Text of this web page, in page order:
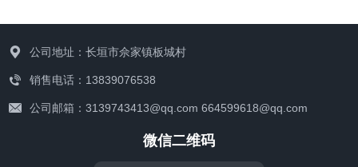
公司地址：长垣市佘家镇板城村
销售电话：13839076538
公司邮箱：3139743413@qq.com 664599618@qq.com
微信二维码